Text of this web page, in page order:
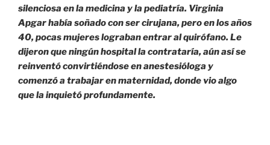
silenciosa en la medicina y la pediatría. Virginia
Apgar había soñado con ser cirujana, pero en los años
40, pocas mujeres lograban entrar al quirófano. Le
dijeron que ningún hospital la contrataría, aún así se
reinventó convirtiéndose en anestesióloga y
comenzó a trabajar en maternidad, donde vio algo
que la inquietó profundamente.